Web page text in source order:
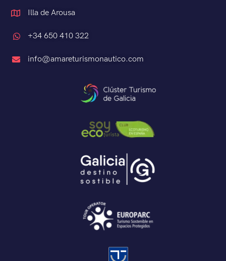
Illa de Arousa
+34 650 410 322
info@amareturismonautico.com